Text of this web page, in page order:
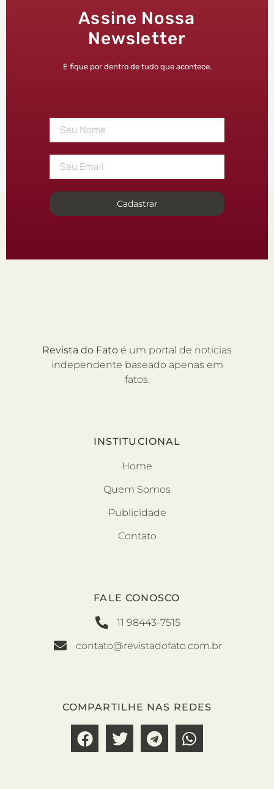
Assine Nossa
Newsletter
E fique por dentro de tudo que acontece.
Cadastrar
Revista do Fato é um portal de notícias
independente baseado apenas em
fatos.
INSTITUCIONAL
Home
Quem Somos
Publicidade
Contato
FALE CONOSCO
11 98443-7515
contato@revistadofato.com.br
COMPARTILHE NAS REDES